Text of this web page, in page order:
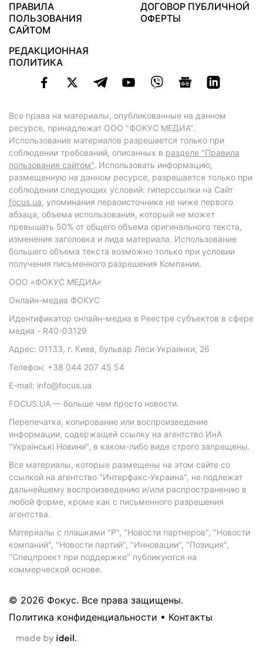
ПРАВИЛА
ПОЛЬЗОВАНИЯ
САЙТОМ
ДОГОВОР ПУБЛИЧНОЙ
ОФЕРТЫ
РЕДАКЦИОННАЯ
ПОЛИТИКА
Все права на материалы, опубликованные на данном
ресурсе, принадлежат ООО "ФОКУС МЕДИА".
Использование материалов разрешается только при
соблюдении требований, описанных в разделе "Правила
пользования сайтом". Использовать информацию,
размещенную на данном ресурсе, разрешается только при
соблюдении следующих условий: гиперссылки на Сайт
focus.ua, упоминания первоисточника не ниже первого
абзаца, объема использования, который не может
превышать 50% от общего объема оригинального текста,
изменения заголовка и лида материала. Использование
большего объема текста возможно только при условии
получения письменного разрешения Компании.
ООО «ФОКУС МЕДИА»
Онлайн-медиа ФОКУС
Идентификатор онлайн-медиа в Реестре субъектов в сфере
медиа - R40-03129
Адрес: 01133, г. Киев, бульвар Леси Украинки, 26
Телефон: +38 044 207 45 54
E-mail: info@focus.ua
FOCUS.UA — больше чем просто новости.
Перепечатка, копирование или воспроизведение
информации, содержащей ссылку на агентство ИнА
"Українські Новини", в каком-либо виде строго запрещены.
Все материалы, которые размещены на этом сайте со
ссылкой на агентство "Интерфакс-Украина", не подлежат
дальнейшему воспроизведению и/или распространению в
любой форме, кроме как с письменного разрешения
агентства.
Материалы с плашками "Р", "Новости партнеров", "Новости
компаний", "Новости партий", "Инновации", "Позиция",
"Спецпроект при поддержке" публикуются на
коммерческой основе.
© 2026 Фокус. Все права защищены.
Политика конфиденциальности • Контакты